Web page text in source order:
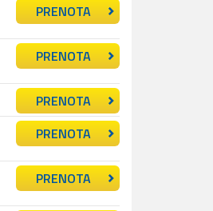
PRENOTA
PRENOTA
PRENOTA
PRENOTA
PRENOTA